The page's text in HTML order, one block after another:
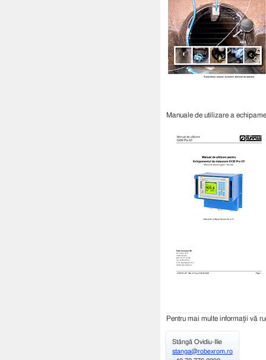
Manuale de utilizare a
Pentru mai multe informaţii vă
Stângă Ovidiu-Ilie
stanga@robexrom.ro